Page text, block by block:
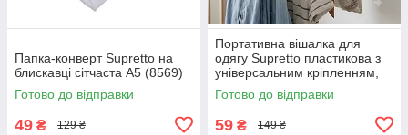
Папка-конверт Supretto на
блискавці сітчаста А5 (8569)
Готово до відправки
49 ₴ 129 ₴
Портативна вішалка для
одягу Supretto пластикова з
універсальним кріпленням,
м'ятний (Арт. 7121-0002)
Готово до відправки
59 ₴ 149 ₴